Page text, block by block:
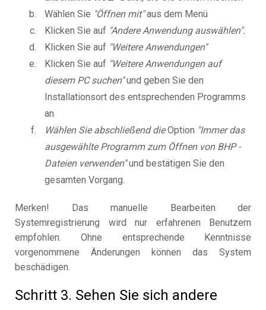
Wählen Sie "Öffnen mit"aus dem Menü
Klicken Sie auf "Andere Anwendung auswählen".
Klicken Sie auf "Weitere Anwendungen"
Klicken Sie auf "Weitere Anwendungen auf
diesem PC suchen"und geben Sie den
Installationsort des entsprechenden Programms
an
Wählen Sie abschließend dieOption "Immer das
ausgewählte Programm zum Öffnen von BHP -
Dateien verwenden"und bestätigen Sie den
gesamten Vorgang.
Merken! Das manuelle Bearbeiten der
Systemregistrierung wird nur erfahrenen Benutzern
empfohlen. Ohne entsprechende Kenntnisse
vorgenommene Änderungen können das System
beschädigen.
Schritt 3. Sehen Sie sich andere